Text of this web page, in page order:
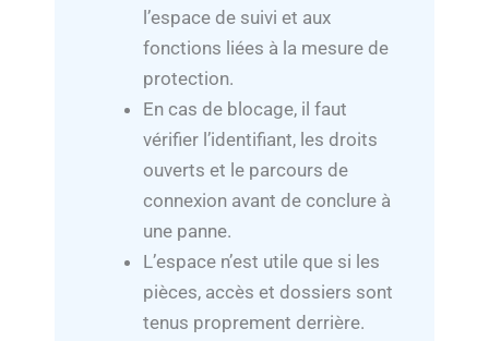
l’espace de suivi et aux
fonctions liées à la mesure de
protection.
En cas de blocage, il faut
vérifier l’identifiant, les droits
ouverts et le parcours de
connexion avant de conclure à
une panne.
L’espace n’est utile que si les
pièces, accès et dossiers sont
tenus proprement derrière.